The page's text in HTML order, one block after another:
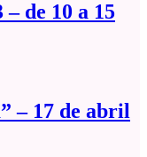
de 10 a 15
– 17 de abril